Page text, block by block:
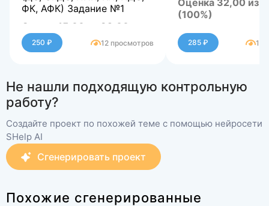
ФК, АФК) Задание №1
Оценка15,00 из 32,00
(46,88%)
Не все правила верно
объяснили с точки зрения
грамматики русского
языка, не все знаки
препинания расставлены,
чередования корней не
изучили, не соотв.
правилам.
250 ₽ 12 просмотров
Оценка 32,00 из
(100%)
285 ₽
Не нашли подходящую контрольную
работу?
Создайте проект по похожей теме с помощью нейросети
SHelp AI
Сгенерировать проект
Похожие сгенерированные